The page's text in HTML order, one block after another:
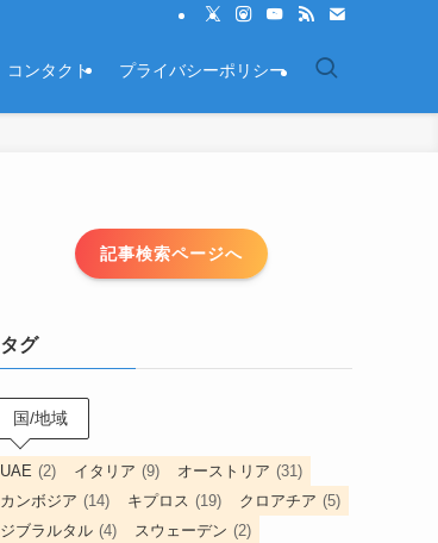
コンタクト プライバシーポリシー
記事検索ページへ
タグ
国/地域
UAE (2) イタリア (9) オーストリア (31)
カンボジア (14) キプロス (19) クロアチア (5)
ジブラルタル (4) スウェーデン (2)